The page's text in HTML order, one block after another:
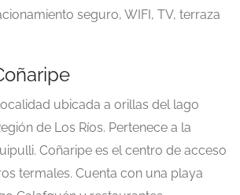
seguro, WIFI, TV, terraza
ubicada a orillas del lago
de Los Ríos. Pertenece a la
Coñaripe es el centro de acceso
termales. Cuenta con una playa